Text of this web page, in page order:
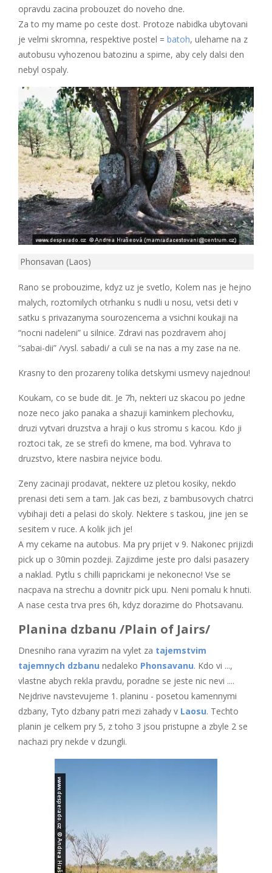
opravdu zacina probouzet do noveho dne.
Za to my mame po ceste dost. Protoze nabidka ubytovani
je velmi skromna, respektive postel = batoh, ulehame na z
autobusu vyhozenou batozinu a spime, aby cely dalsi den
nebyl ospaly.
Phonsavan (Laos)
Rano se probouzime, kdyz uz je svetlo, Kolem nas je hejno
malych, roztomilych otrhanku s nudli u nosu, vetsi deti v
satku s privazanyma sourozencema a vsichni koukaji na
“nocni nadeleni” u silnice. Zdravi nas pozdravem ahoj
“sabai-dii” /vysl. sabadi/ a culi se na nas a my zase na ne.
Krasny to den prozareny tolika detskymi usmevy najednou!
Koukam, co se bude dit. Je 7h, nekteri uz skacou po jedne
noze neco jako panaka a shazuji kaminkem plechovku,
druzi vytvari druzstva a hraji o kus stromu s kacou. Kdo ji
roztoci tak, ze se strefi do kmene, ma bod. Vyhrava to
druzstvo, ktere nasbira nejvice bodu.
Zeny zacinaji prodavat, nektere uz pletou kosiky, nekdo
prenasi deti sem a tam. Jak cas bezi, z bambusovych chatrci
vybihaji deti a pelasi do skoly. Nektere s taskou, jine jen se
sesitem v ruce. A kolik jich je!
A my cekame na autobus. Ma pry prijet v 9. Nakonec prijizdi
pick up o 30min pozdeji. Zajizdime jeste pro dalsi pasazery
a naklad. Pytlu s chilli paprickami je nekonecno! Vse se
nacpava na strechu a dovnitr pick upu. Neni pomalu k hnuti.
A nase cesta trva pres 6h, kdyz dorazime do Photsavanu.
Planina dzbanu /Plain of Jairs/
Dnesniho rana vyrazim na vylet za tajemstvim
tajemnych dzbanu nedaleko Phonsavanu. Kdo vi ...,
vlastne abych rekla pravdu, poradne se jeste nic nevi ....
Nejdrive navstevujeme 1. planinu - posetou kamennymi
dzbany, Tyto dzbany patri mezi zahady v Laosu. Techto
planin je celkem pry 5, z toho 3 jsou pristupne a zbyle 2 se
nachazi pry nekde v dzungli.